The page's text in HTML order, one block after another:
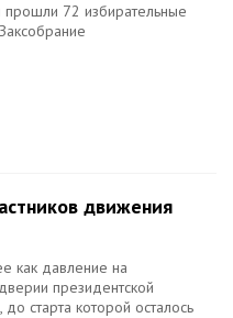
прошли 72 избирательные
движения
как давление на
президентской
старта которой осталось